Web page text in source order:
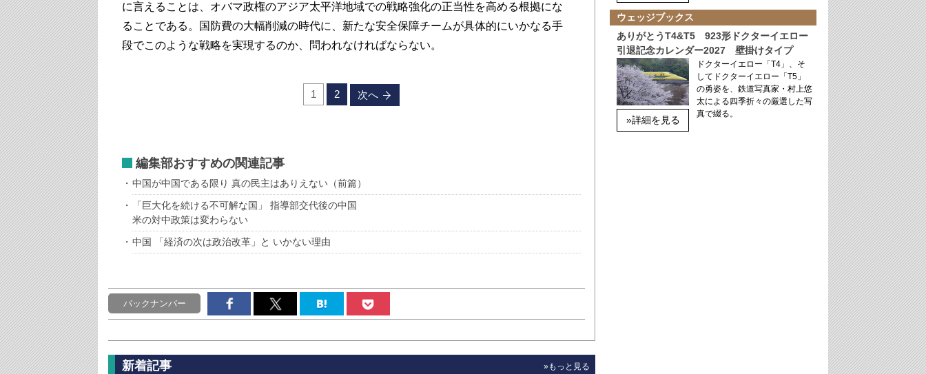
に言えることは、オバマ政権のアジア太平洋地域での戦略強化の正当性を高める根拠にな
ることである。国防費の大幅削減の時代に、新たな安全保障チームが具体的にいかなる手
段でこのような戦略を実現するのか、問われなければならない。
1 2 次へ
編集部おすすめの関連記事
中国が中国である限り 真の民主はありえない（前篇）
「巨大化を続ける不可解な国」 指導部交代後の中国
米の対中政策は変わらない
中国 「経済の次は政治改革」と いかない理由
バックナンバー
新着記事 »もっと見る
ウェッジブックス
ありがとうT4&T5 923形ドクターイエロー
引退記念カレンダー2027 壁掛けタイプ
»詳細を見る
ドクターイエロー「T4」、そ
してドクターイエロー「T5」
の勇姿を、鉄道写真家・村上悠
太による四季折々の厳選した写
真で綴る。